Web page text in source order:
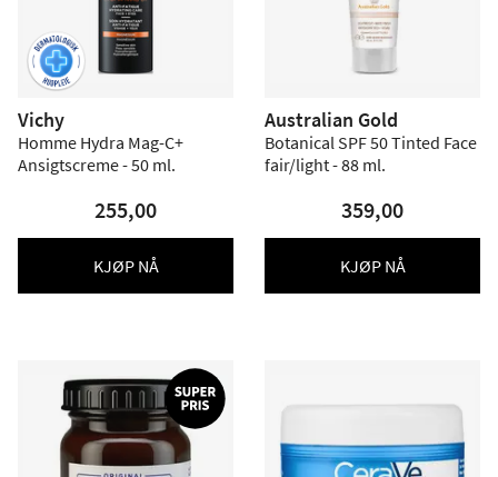
Vichy
Homme Hydra Mag-C+
Ansigtscreme - 50 ml.
255,00
KJØP NÅ
Australian Gold
Botanical SPF 50 Tinted Face
fair/light - 88 ml.
359,00
KJØP NÅ